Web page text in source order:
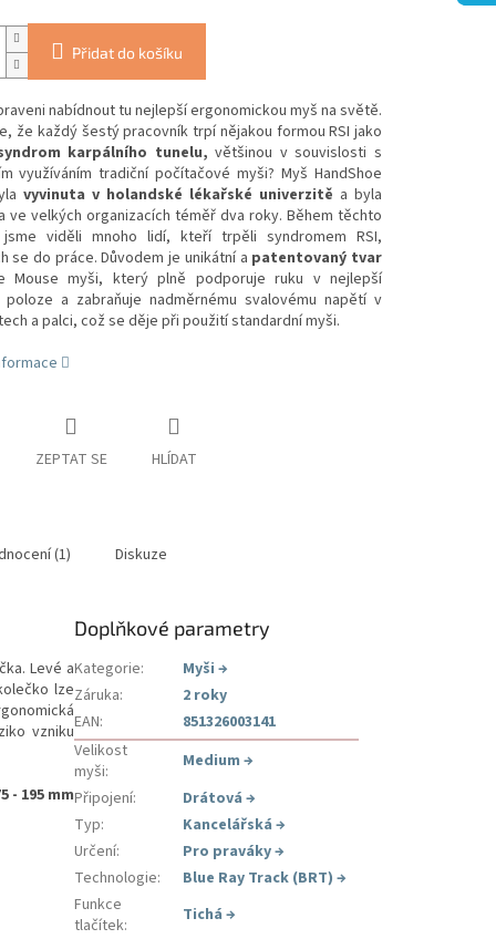
Přidat do košíku
nabídnout tu nejlepší ergonomickou myš na světě.
že každý šestý pracovník trpí nějakou formou RSI jako
karpálního tunelu, většinou v souvislosti s
využíváním tradiční počítačové myši? Myš HandShoe
vyvinuta v holandské lékařské univerzitě a byla
ve velkých organizacích téměř dva roky. Během těchto
jsme viděli mnoho lidí, kteří trpěli syndromem RSI,
se do práce. Důvodem je unikátní a patentovaný tvar
Mouse myši, který plně podporuje ruku v nejlepší
poloze a zabraňuje nadměrnému svalovému napětí v
a palci, což se děje při použití standardní myši.
ZEPTAT SE HLÍDAT
(1) Diskuze
Levé a
lze
vzniku
- 195 mm
Doplňkové parametry
Kategorie: Myši →
Záruka:
2 roky
EAN:
851326003141
Velikost
myši: Medium →
Připojení: Drátová →
Typ: Kancelářská →
Určení: Pro praváky→
Technologie: Blue Ray Track (BRT) →
Funkce
tlačítek: Tichá →